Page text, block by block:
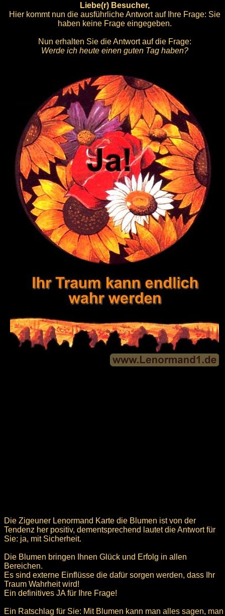
Liebe(r) Besucher,
Hier kommt nun die ausführliche Antwort auf Ihre Frage: Sie
haben keine Frage eingegeben.
Nun erhalten Sie die Antwort auf die Frage:
Werde ich heute einen guten Tag haben?
Die Zigeuner Lenormand Karte die Blumen ist von der
Tendenz her positiv, dementsprechend lautet die Antwort für
Sie: ja, mit Sicherheit.
Die Blumen bringen Ihnen Glück und Erfolg in allen
Bereichen.
Es sind externe Einflüsse die dafür sorgen werden, dass Ihr
Traum Wahrheit wird!
Ein definitives JA für Ihre Frage!
Ein Ratschlag für Sie: Mit Blumen kann man alles sagen, man